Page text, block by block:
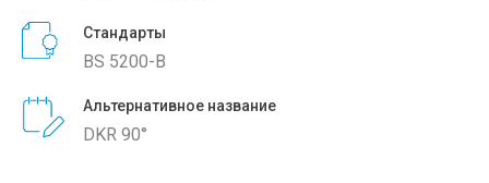
Стандарты
BS 5200-B
Альтернативное название
DKR 90°